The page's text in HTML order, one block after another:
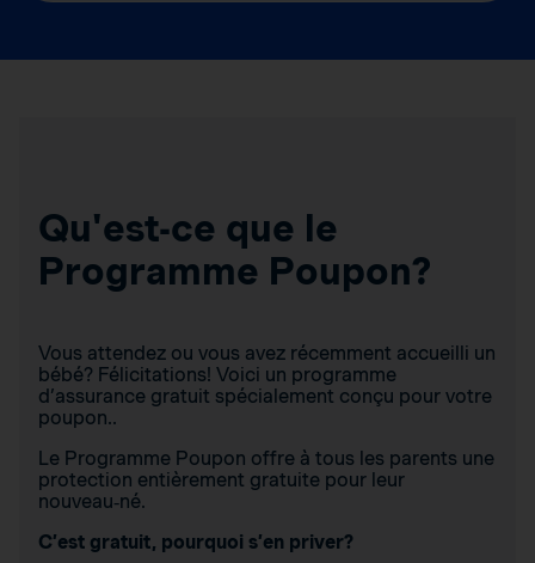
Qu'est-ce que le
Programme Poupon?
Vous attendez ou vous avez récemment accueilli un
bébé? Félicitations! Voici un programme
d’assurance gratuit spécialement conçu pour votre
poupon..
Le Programme Poupon offre à tous les parents une
protection entièrement gratuite pour leur
nouveau‑né.
C’est gratuit, pourquoi s’en priver?